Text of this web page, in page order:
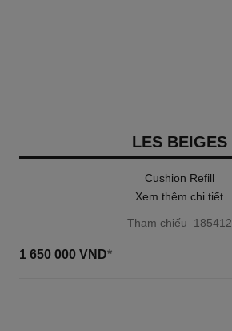
LES BEIGES
Cushion Refill
Xem thêm chi tiết
Tham chiếu 185412
1 650 000 VND*